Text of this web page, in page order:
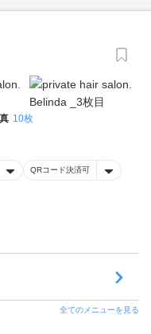
10枚
QRコード決済可
全てのメニューを見る